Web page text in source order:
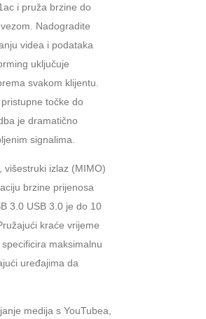
i pruža brzine do
Nadogradite
videa i podataka
uključuje
svakom klijentu.
točke do
je dramatično
signalima.
višestruki izlaz (MIMO)
brzine prijenosa
3.0 USB 3.0 je do 10
kraće vrijeme
maksimalnu
uređajima da
medija s YouTubea,